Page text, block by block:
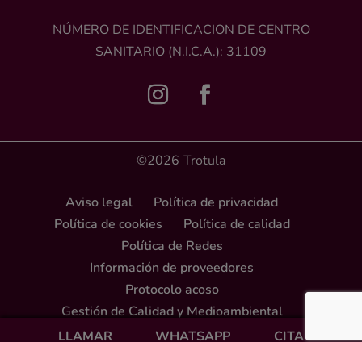
NÚMERO DE IDENTIFICACION DE CENTRO
SANITARIO (N.I.C.A.): 31109
©2026 Trotula
Aviso legal
Política de privacidad
Política de cookies
Política de calidad
Política de Redes
Información de proveedores
Protocolo acoso
Gestión de Calidad y Medioambiental
LLAMAR
WHATSAPP CITA